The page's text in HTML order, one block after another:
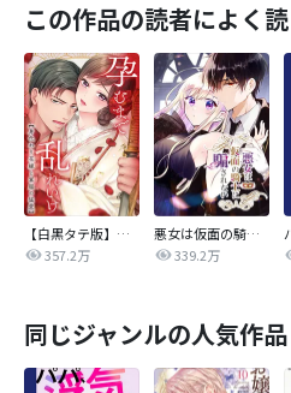
この作品の読者によく
【白黒タテ版】孕むまで乱れいけ～身代わり花嫁と軍服の猛愛
357.2万
悪女は仮面の騎士に騙されない
339.2万
同じジャンルの人気作品